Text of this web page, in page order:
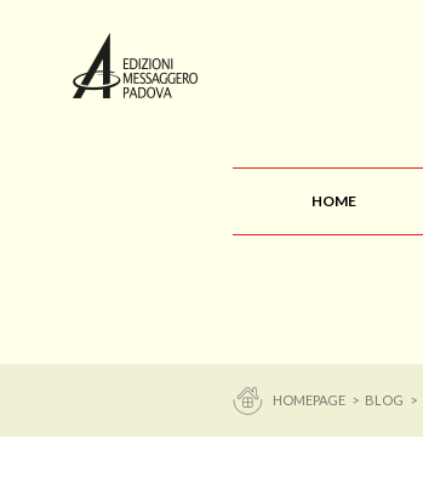
HOME
HOMEPAGE > BLOG >